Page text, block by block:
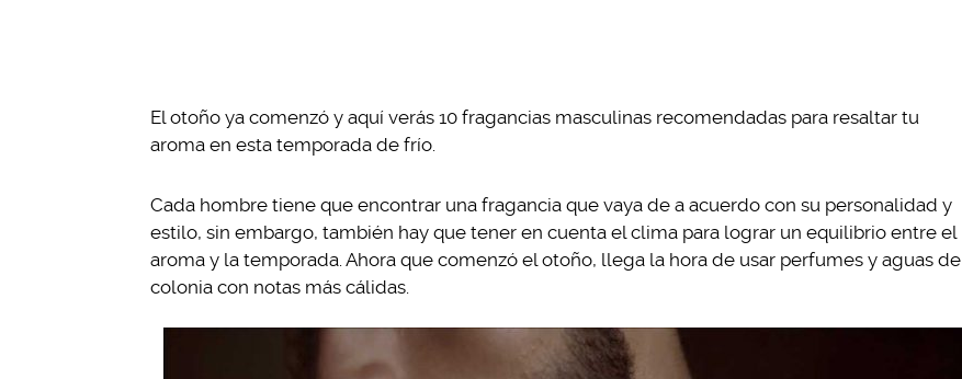
El otoño ya comenzó y aquí verás 10 fragancias masculinas recomendadas para resaltar tu
aroma en esta temporada de frío.
Cada hombre tiene que encontrar una fragancia que vaya de a acuerdo con su personalidad y
estilo, sin embargo, también hay que tener en cuenta el clima para lograr un equilibrio entre el
aroma y la temporada. Ahora que comenzó el otoño, llega la hora de usar perfumes y aguas de
colonia con notas más cálidas.